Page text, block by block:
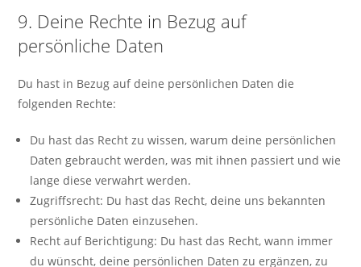
9. Deine Rechte in Bezug auf
persönliche Daten
Du hast in Bezug auf deine persönlichen Daten die
folgenden Rechte:
Du hast das Recht zu wissen, warum deine persönlichen
Daten gebraucht werden, was mit ihnen passiert und wie
lange diese verwahrt werden.
Zugriffsrecht: Du hast das Recht, deine uns bekannten
persönliche Daten einzusehen.
Recht auf Berichtigung: Du hast das Recht, wann immer
du wünscht, deine persönlichen Daten zu ergänzen, zu